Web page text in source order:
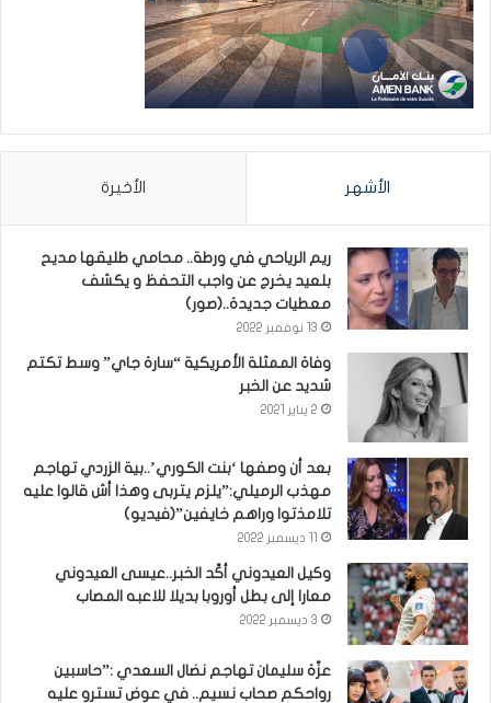
الأشهر الأخيرة
ريم الرياحي في ورطة.. محامي طليقها مديح
بلعيد يخرج عن واجب التحفظ و يكشف
معطيات جديدة..(صور)
13 نوفمبر 2022
وفاة الممثلة الأمريكية “سارة جاي” وسط تكتم
شديد عن الخبر
2 يناير 2021
بعد أن وصفها ‘بنت الكوري’..بية الزردي تهاجم
مهذب الرميلي:”يلزم يتربى وهذا أش قالوا عليه
تلامذتوا وراهم خايفين”(فيديو)
وكيل العيدوني أكّد الخبر..عيسى العيدوني
معارا إلى بطل أوروبا بديلا للاعبه المصاب
3 ديسمبر 2022
عزّة سليمان تهاجم نضال السعدي :”حاسبين
رواحكم صحاب نسيم.. في عوض تسترو عليه